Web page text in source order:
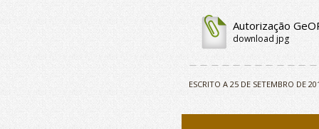
Autorização
download jpg
ESCRITO A 25 DE SETEMBRO DE